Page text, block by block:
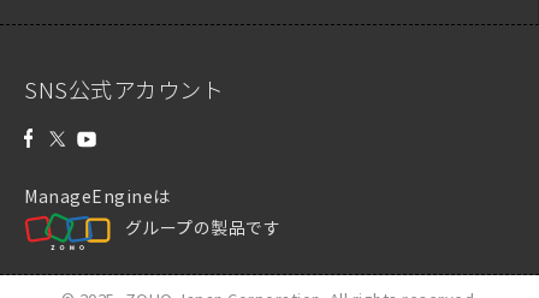
SNS公式アカウント
ManageEngineは
グループの製品です